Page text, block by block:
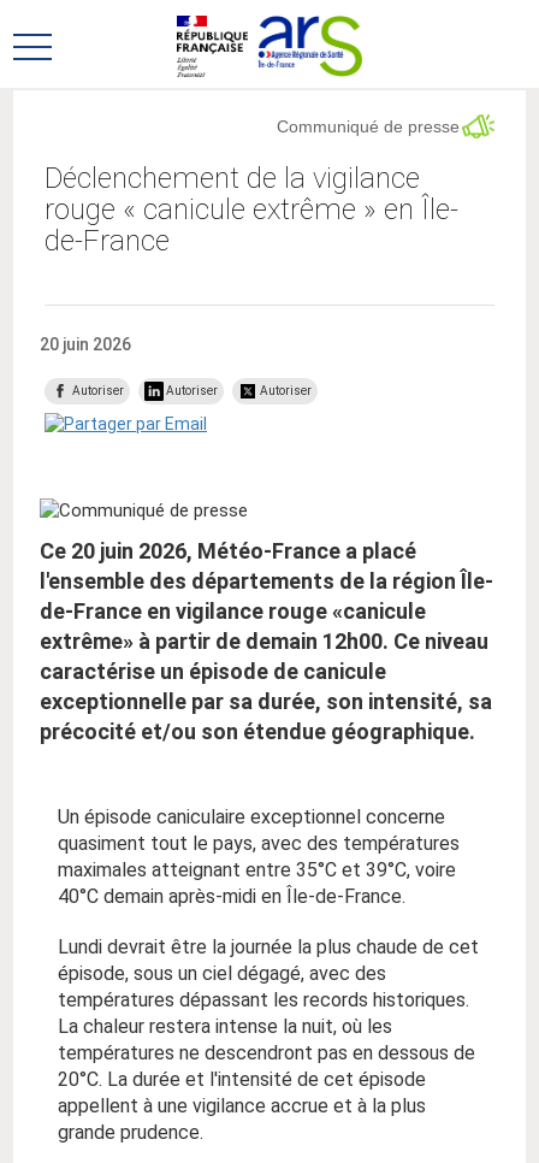
au
menu
au
contenu
Ouvrir
Déclenchement de la vigilance
rouge « canicule extrême » en Île-
de-France
Communiqué de presse
20 juin 2026
Autoriser Autoriser Autoriser
Ce 20 juin 2026, Météo-France a placé
l'ensemble des départements de la région Île-
de-France en vigilance rouge «canicule
extrême» à partir de demain 12h00. Ce niveau
caractérise un épisode de canicule
exceptionnelle par sa durée, son intensité, sa
précocité et/ou son étendue géographique.
Un épisode caniculaire exceptionnel concerne
quasiment tout le pays, avec des températures
maximales atteignant entre 35°C et 39°C, voire
40°C demain après-midi en Île-de-France.
Lundi devrait être la journée la plus chaude de cet
épisode, sous un ciel dégagé, avec des
températures dépassant les records historiques.
La chaleur restera intense la nuit, où les
températures ne descendront pas en dessous de
20°C. La durée et l'intensité de cet épisode
appellent à une vigilance accrue et à la plus
grande prudence.